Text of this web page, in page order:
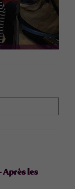
Après les